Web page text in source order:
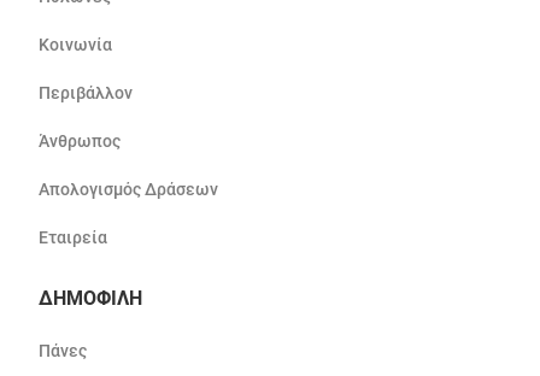
Κοινωνία
Περιβάλλον
Άνθρωπος
Απολογισμός Δράσεων
Εταιρεία
ΔΗΜΟΦΙΛΗ
Πάνες